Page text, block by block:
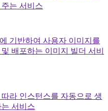
는 서비스
기반하여 사용자 이미지를
배포하는 이미지 빌더 서비
라 인스턴스를 자동으로 생
서비스